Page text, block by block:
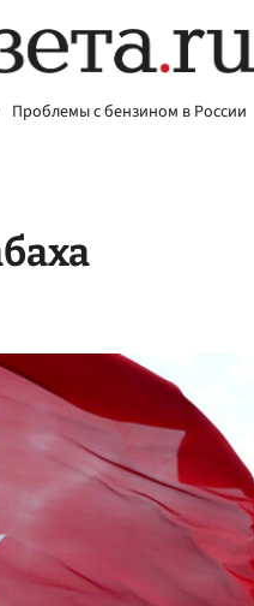
Проблемы с бензином в России